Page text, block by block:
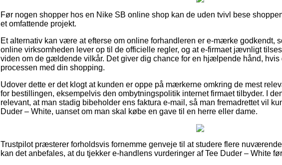
Før nogen shopper hos en Nike SB online shop kan de uden tvivl bese
et omfattende projekt.
Et alternativ kan være at efterse om online forhandleren er e-mærke godkendt,
online virksomheden lever op til de officielle regler, og at e-firmaet jævnligt
viden om de gældende vilkår. Det giver dig chance for en hjælpende hånd, hvis
processen med din shopping.
Udover dette er det klogt at kunden er oppe på mærkerne omkring de mest
for bestillingen, eksempelvis den ombytningspolitik internet firmaet tilbyder. I
relevant, at man stadig bibeholder ens faktura e-mail, så man fremadrettet vil
Duder – White, uanset om man skal købe en gave til en herre eller dame.
Trustpilot præsterer forholdsvis fornemme genveje til at studere flere
kan det anbefales, at du tjekker e-handlens vurderinger af Tee Duder – White